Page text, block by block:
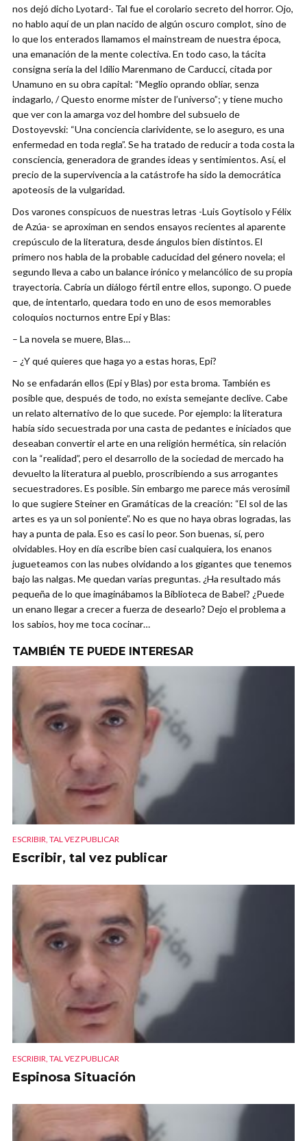
nos dejó dicho Lyotard-. Tal fue el corolario secreto del horror. Ojo,
no hablo aquí de un plan nacido de algún oscuro complot, sino de
lo que los enterados llamamos el mainstream de nuestra época,
una emanación de la mente colectiva. En todo caso, la tácita
consigna sería la del Idilio Marenmano de Carducci, citada por
Unamuno en su obra capital: “Meglio oprando obliar, senza
indagarlo, / Questo enorme mister de l’universo”; y tiene mucho
que ver con la amarga voz del hombre del subsuelo de
Dostoyevski: “Una conciencia clarividente, se lo aseguro, es una
enfermedad en toda regla”. Se ha tratado de reducir a toda costa la
consciencia, generadora de grandes ideas y sentimientos. Así, el
precio de la supervivencia a la catástrofe ha sido la democrática
apoteosis de la vulgaridad.
Dos varones conspicuos de nuestras letras -Luis Goytisolo y Félix
de Azúa- se aproximan en sendos ensayos recientes al aparente
crepúsculo de la literatura, desde ángulos bien distintos. El
primero nos habla de la probable caducidad del género novela; el
segundo lleva a cabo un balance irónico y melancólico de su propia
trayectoria. Cabría un diálogo fértil entre ellos, supongo. O puede
que, de intentarlo, quedara todo en uno de esos memorables
coloquios nocturnos entre Epi y Blas:
– La novela se muere, Blas…
– ¿Y qué quieres que haga yo a estas horas, Epi?
No se enfadarán ellos (Epi y Blas) por esta broma. También es
posible que, después de todo, no exista semejante declive. Cabe
un relato alternativo de lo que sucede. Por ejemplo: la literatura
había sido secuestrada por una casta de pedantes e iniciados que
deseaban convertir el arte en una religión hermética, sin relación
con la “realidad”, pero el desarrollo de la sociedad de mercado ha
devuelto la literatura al pueblo, proscribiendo a sus arrogantes
secuestradores. Es posible. Sin embargo me parece más verosímil
lo que sugiere Steiner en Gramáticas de la creación: “El sol de las
artes es ya un sol poniente”. No es que no haya obras logradas, las
hay a punta de pala. Eso es casi lo peor. Son buenas, sí, pero
olvidables. Hoy en día escribe bien casi cualquiera, los enanos
jugueteamos con las nubes olvidando a los gigantes que tenemos
bajo las nalgas. Me quedan varias preguntas. ¿Ha resultado más
pequeña de lo que imaginábamos la Biblioteca de Babel? ¿Puede
un enano llegar a crecer a fuerza de desearlo? Dejo el problema a
los sabios, hoy me toca cocinar…
TAMBIÉN TE PUEDE INTERESAR
ESCRIBIR, TAL VEZ PUBLICAR
Escribir, tal vez publicar
ESCRIBIR, TAL VEZ PUBLICAR
Espinosa Situación